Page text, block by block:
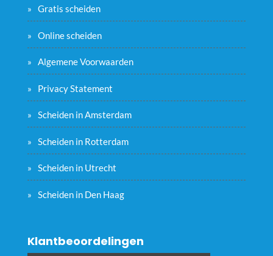
Gratis scheiden
Online scheiden
Algemene Voorwaarden
Privacy Statement
Scheiden in Amsterdam
Scheiden in Rotterdam
Scheiden in Utrecht
Scheiden in Den Haag
Klantbeoordelingen